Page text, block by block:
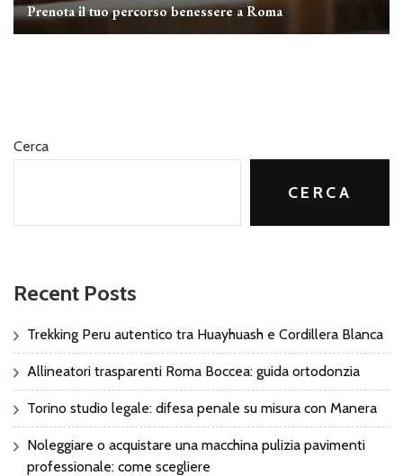
Prenota il tuo percorso benessere a Roma
Cerca
CERCA
Recent Posts
Trekking Peru autentico tra Huayhuash e Cordillera Blanca
Allineatori trasparenti Roma Boccea: guida ortodonzia
Torino studio legale: difesa penale su misura con Manera
Noleggiare o acquistare una macchina pulizia pavimenti
professionale: come scegliere